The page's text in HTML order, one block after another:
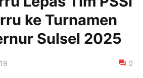
ke Turnamen
Sulsel 2025
0